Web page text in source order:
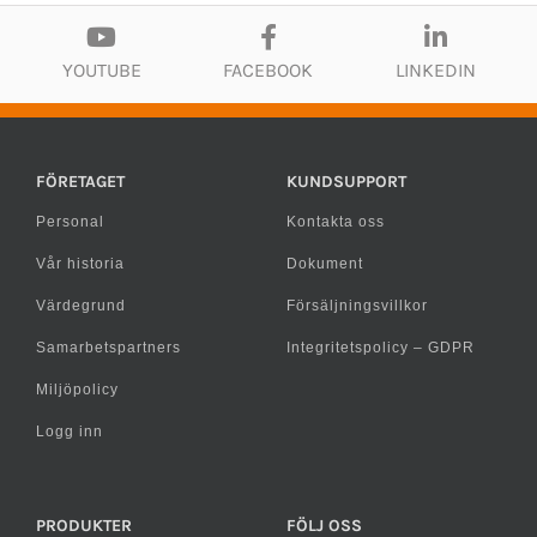
YOUTUBE FACEBOOK LINKEDIN
FÖRETAGET
Personal
Vår historia
Värdegrund
Samarbetspartners
Miljöpolicy
Logg inn
KUNDSUPPORT
Kontakta oss
Dokument
Försäljningsvillkor
Integritetspolicy – GDPR
PRODUKTER FÖLJ OSS